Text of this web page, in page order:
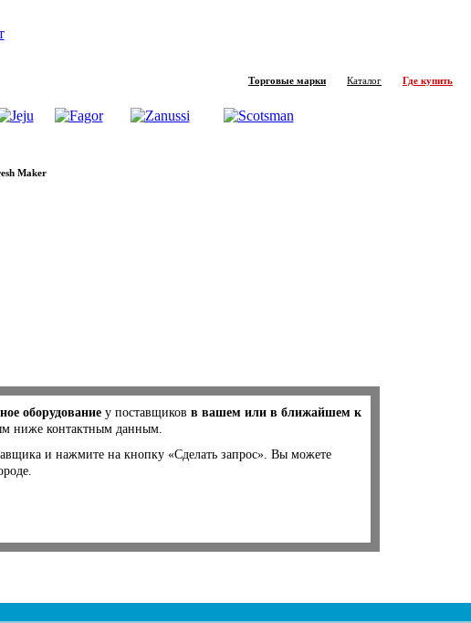
Торговые марки Каталог Где купить
Maker
оборудование у поставщиков в вашем или в ближайшем к
ниже контактным данным.
и нажмите на кнопку «Сделать запрос». Вы можете